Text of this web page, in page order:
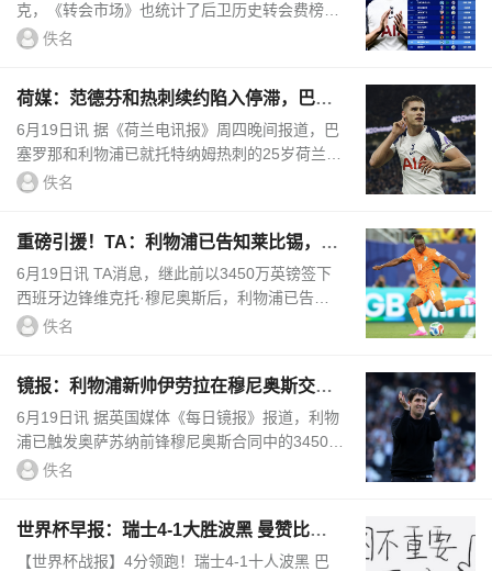
克，《转会市场》也统计了后卫历史转会费榜
单。德转列后卫转会费榜：欧元1. 格瓦迪奥尔，
佚名
荷媒：范德芬和热刺续约陷入停滞，巴萨
和利物浦都希望借机求购
6月19日讯 据《荷兰电讯报》周四晚间报道，巴
塞罗那和利物浦已就托特纳姆热刺的25岁荷兰中
卫米奇·范德芬的转会事宜展开问询。这两家欧
佚名
重磅引援！TA：利物浦已告知莱比锡，愿
支付8600万镑求购迪奥曼德
6月19日讯 TA消息，继此前以3450万英镑签下
西班牙边锋维克托·穆尼奥斯后，利物浦已告知R
B莱比锡，他们愿意支付约8600万英镑求购年轻
佚名
镜报：利物浦新帅伊劳拉在穆尼奥斯交易
中发挥关键作用
6月19日讯 据英国媒体《每日镜报》报道，利物
浦已触发奥萨苏纳前锋穆尼奥斯合同中的3450万
英镑解约金条款，完成了这位22岁西班牙边锋的
佚名
世界杯早报：瑞士4-1大胜波黑 曼赞比双
响创纪录；捷克1-1南非
【世界杯战报】4分领跑！瑞士4-1十人波黑 巴